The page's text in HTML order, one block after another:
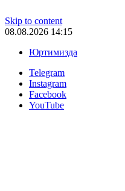
Skip to content
08.08.2026 14:15
Юртимизда
Telegram
Instagram
Facebook
YouTube